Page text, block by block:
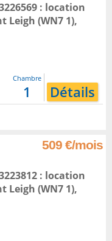
: location
Leigh (WN7 1),
Chambre
1 Détails
509 €/mois
: location
Leigh (WN7 1),